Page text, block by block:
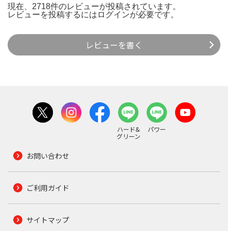
現在、2718件のレビューが投稿されています。
レビューを投稿するには ログインが必要です。
レビューを書く
ハード&
グリーン
パワー
お問い合わせ
ご利用ガイド
サイトマップ